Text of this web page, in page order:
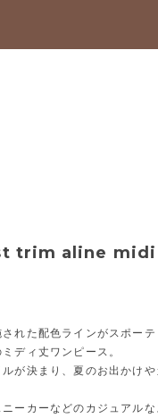
trim aline midi
れた配色ラインがスポー
ディ丈ワンピース。
が決まり、夏のお出かけ
ニーカーなどのカジュアル